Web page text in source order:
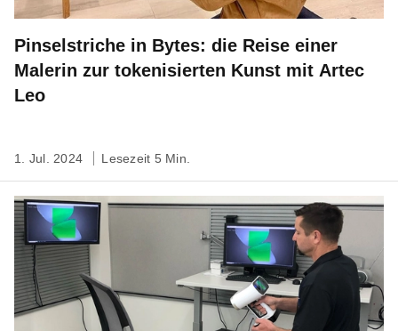
Pinselstriche in Bytes: die Reise einer
Malerin zur tokenisierten Kunst mit Artec
Leo
1. Jul. 2024 Lesezeit 5 Min.